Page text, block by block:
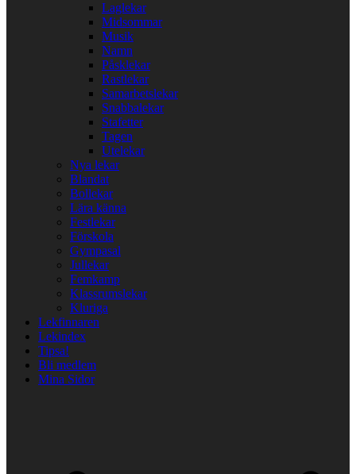
Laglekar
Midsommar
Musik
Namn
Påsklekar
Rastlekar
Samarbetslekar
Snabbalekar
Stafetter
Tagen
Utelekar
Nya lekar
Blandat
Bollekar
Lära känna
Festlekar
Förskola
Gympasal
Jullekar
Femkamp
Klassrumslekar
Kluriga
Lekfinnaren
Lekindex
Tipsa!
Bli medlem
Mina Sidor